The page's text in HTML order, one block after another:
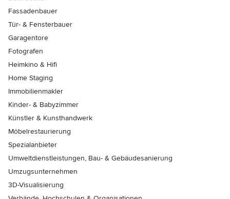
Fassadenbauer
Tür- & Fensterbauer
Garagentore
Fotografen
Heimkino & Hifi
Home Staging
Immobilienmakler
Kinder- & Babyzimmer
Künstler & Kunsthandwerk
Möbelrestaurierung
Spezialanbieter
Umweltdienstleistungen, Bau- & Gebäudesanierung
Umzugsunternehmen
3D-Visualisierung